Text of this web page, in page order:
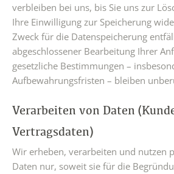
verbleiben bei uns, bis Sie uns zur
Ihre Einwilligung zur Speicherung
Zweck für die Datenspeicherung
abgeschlossener Bearbeitung Ihrer
gesetzliche Bestimmungen –
Aufbewahrungsfristen – bleiben
Verarbeiten von Daten
Vertragsdaten)
Wir erheben, verarbeiten und nutzen
Daten nur, soweit sie für die